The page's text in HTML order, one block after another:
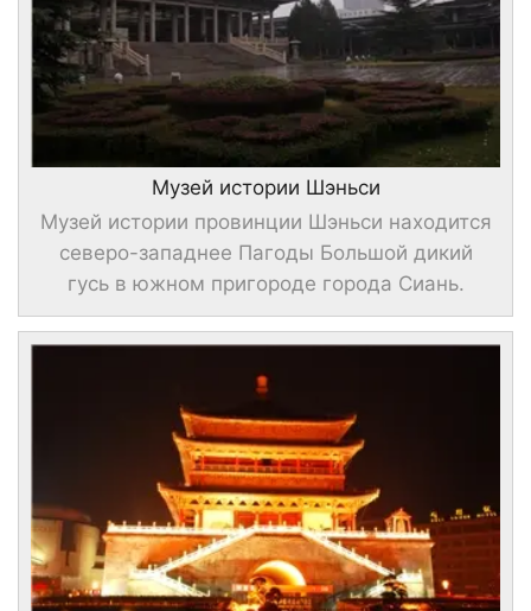
Музей истории Шэньси
Музей истории провинции Шэньси находится
северо-западнее Пагоды Большой дикий
гусь в южном пригороде города Сиань.